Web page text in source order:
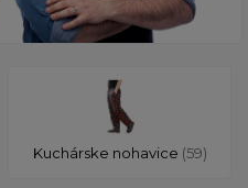
Kuchárske nohavice (59)